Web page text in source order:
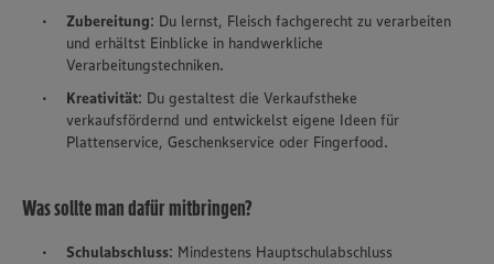
Zubereitung: Du lernst, Fleisch fachgerecht zu verarbeiten
und erhältst Einblicke in handwerkliche
Verarbeitungstechniken.
Kreativität: Du gestaltest die Verkaufstheke
verkaufsfördernd und entwickelst eigene Ideen für
Plattenservice, Geschenkservice oder Fingerfood.
Was sollte man dafür mitbringen?
Schulabschluss: Mindestens Hauptschulabschluss